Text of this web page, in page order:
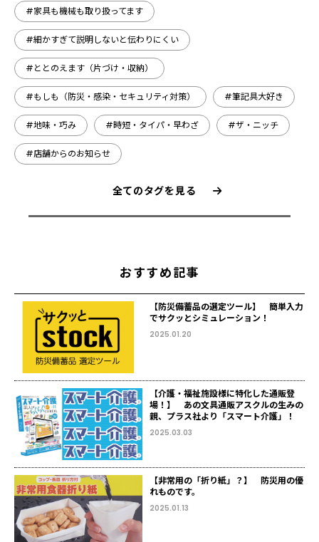
#家具も機械も取り扱ってます
#細かすぎて説明しないと伝わりにくい
#ととのえます（片づけ・収納）
#もしも（防災・感染・セキュリティ対策） #筆記具大好き
#地味・巧み #時短・タイパ・早わざ #ザ・ニッチ
#店舗からのお知らせ
全てのタグを見る
おすすめ記事
【防災備蓄品の選定ツール】 簡単入力
でサクッとシミュレーション！
2025.01.20
【介護・福祉施設様に特化した通販登
場！】 あの文具通販アスクルの生みの
親、プラス社より「スマート介護」！
2025.03.03
【非常用の「折り紙」？】 防災用の優
れものです。
2025.01.13